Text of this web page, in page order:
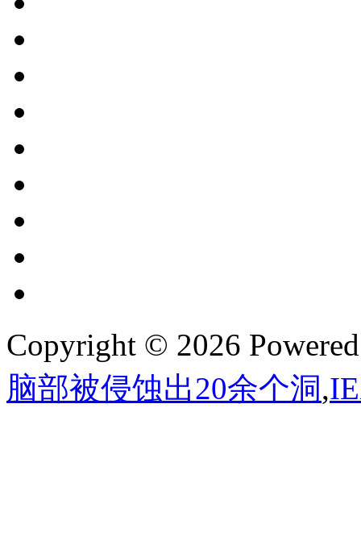
Copyright © 2026
脑部被侵蚀出20余个洞,